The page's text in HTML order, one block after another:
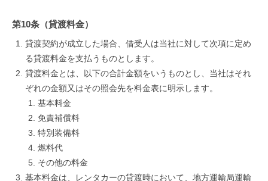
第10条（貸渡料金）
貸渡契約が成立した場合、借受人は当社に対して次項に定め
る貸渡料金を支払うものとします。
貸渡料金とは、以下の合計金額をいうものとし、当社はそれ
ぞれの金額又はその照会先を料金表に明示します。
基本料金
免責補償料
特別装備料
燃料代
その他の料金
基本料金は、レンタカーの貸渡時において、地方運輸局運輸